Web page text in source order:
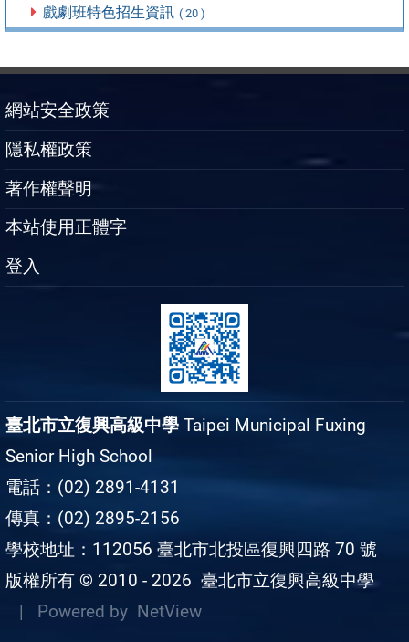
戲劇班特色招生資訊 ( 20 )
網站安全政策
隱私權政策
著作權聲明
本站使用正體字
登入
臺北市立復興高級中學 Taipei Municipal Fuxing
Senior High School
電話：(02) 2891-4131
傳真：(02) 2895-2156
學校地址：112056 臺北市北投區復興四路 70 號
版權所有 © 2010 - 2026 臺北市立復興高級中學
| Powered by NetView